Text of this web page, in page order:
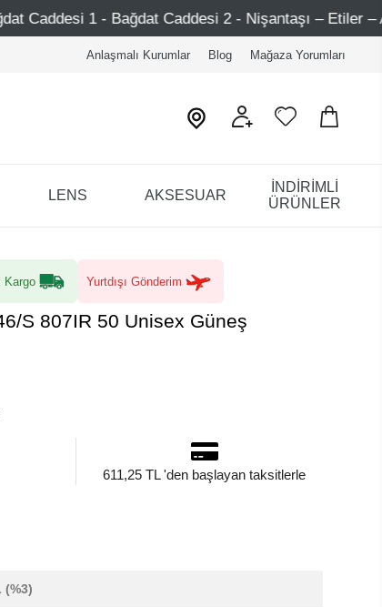
2 - Nişantaşı – Etiler – Ataşehir Şimdi Üye
Anlaşmalı Kurumlar Blog Mağaza Yorumları
LENS AKSESUAR
İNDİRİMLİ
ÜRÜNLER
Kargo Yurtdışı Gönderim
S 807IR 50 Unisex Güneş
611,25 TL 'den başlayan taksitlerle
(%3)